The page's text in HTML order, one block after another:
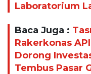
Laboratorium
Baca Juga :
Rakerkonas
Dorong
Tembus Pasar